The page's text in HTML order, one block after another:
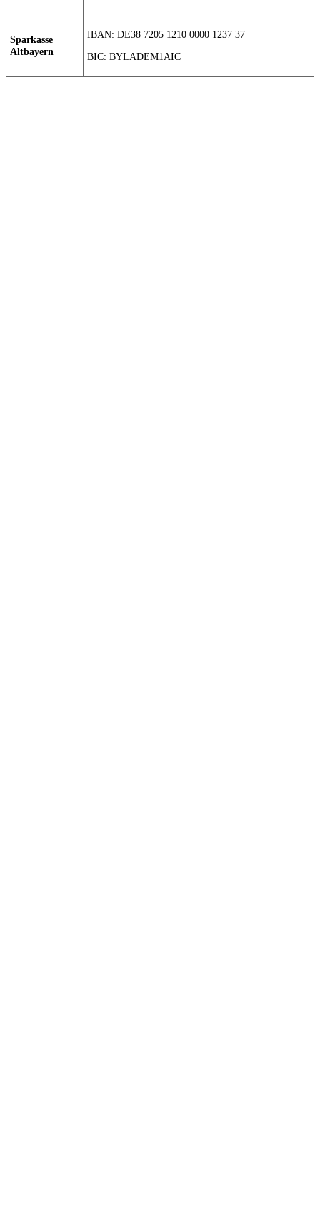
Sparkasse
Altbayern
IBAN: DE38 7205 1210 0000 1237 37
BIC: BYLADEM1AIC